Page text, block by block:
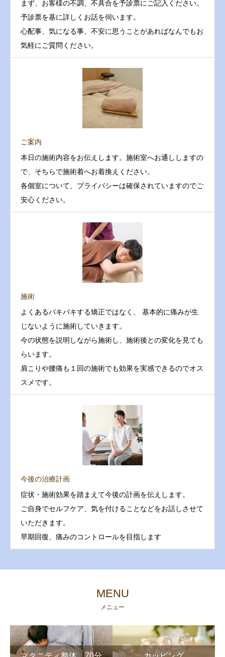
まず、お客様の不調、不具合を予診票にご記入ください。
予診票を基に詳しくお話を伺います。
心配事、気になる事、不安に思うことがあればなんでもお
気軽にご質問ください。
ご案内
本日の施術内容をお伝えします。施術室へお通ししますの
で、そちらで施術着へお着換えください。
各個室について、プライバシーは確保されていますのでご
安心ください。
施術
よくあるバキバキする矯正ではなく、 基本的に痛みが生
じないように施術していきます。
今の状態を説明しながら施術し、施術後との変化を見ても
らいます。
肩こりや腰痛も１回の施術でも効果を実感できるのでオス
スメです。
今後の治療計画
症状・施術効果を踏まえて今後の計画を伝えします。
ご自身でセルフケア、気を付けることなどをお話しさせて
いただきます。
早期回復、痛みのコントロールを目指します
MENU
メニュー